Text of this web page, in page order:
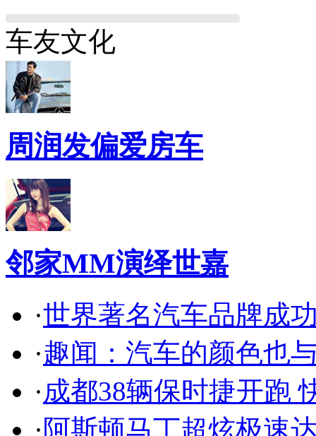
车友文化
周润发偏爱房车
邻家MM演绎世嘉
·世界著名汽车品牌成
·趣闻：汽车的颜色也
·成都38辆保时捷开跑
·阿斯顿马丁超炫极速